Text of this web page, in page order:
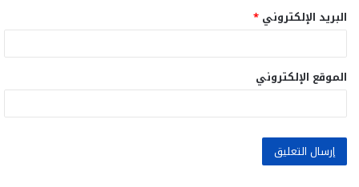
البريد الإلكتروني *
الموقع الإلكتروني